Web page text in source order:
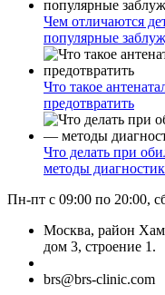
Чем отличаются
популярные
Что такое
предотвратить
Что делать при
методы
Пн-пт с 09:00 по 20:00,
Москва, район
дом 3, строение 1.
brs@brs-clinic.com